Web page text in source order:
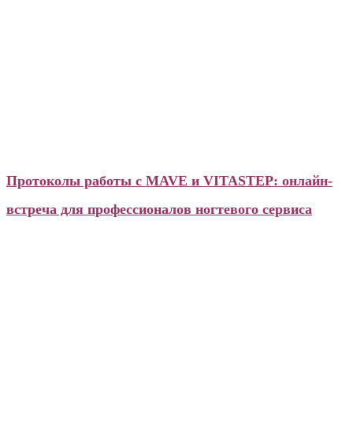
Протоколы работы с MAVE и VITASTEP: онлайн-
встреча для профессионалов ногтевого сервиса